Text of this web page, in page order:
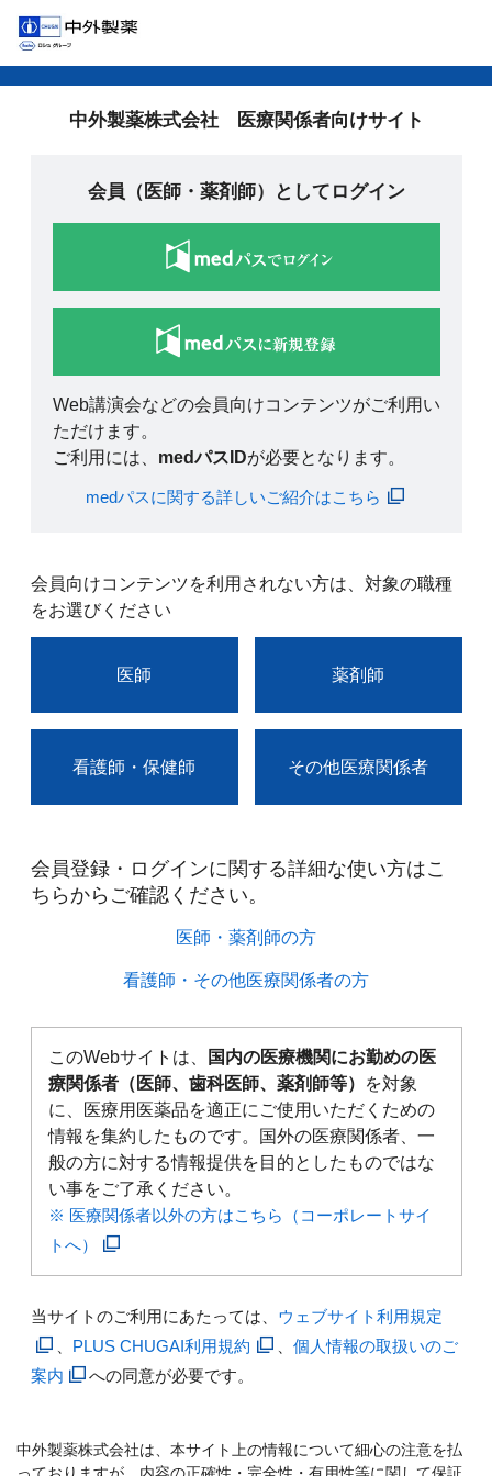
中外製薬株式会社 医療関係者向けサイト
会員（医師・薬剤師）としてログイン
Web講演会などの会員向けコンテンツがご利用い
ただけます。
ご利用には、 medパスIDが必要となります。
medパスに関する詳しいご紹介はこちら
会員向けコンテンツを利用されない方は、対象の職種
をお選びください
医師 薬剤師
看護師・保健師 その他医療関係者
会員登録・ログインに関する詳細な使い方はこ
ちらからご確認ください。​
医師・薬剤師の方​
看護師・その他医療関係者の方​
このWebサイトは、
国内の医療機関にお勤めの医
療関係者（医師、歯科医師、薬剤師等）
を対象
に、医療用医薬品を適正にご使用いただくための
情報を集約したものです。国外の医療関係者、一
般の方に対する情報提供を目的としたものではな
い事をご了承ください。
※ 医療関係者以外の方はこちら（コーポレートサイ
トへ）
当サイトのご利用にあたっては、 ウェブサイト利用規定
PLUS CHUGAI利用規約
個人情報の取扱いのご
案内
への同意が必要です。
中外製薬株式会社は、本サイト上の情報について細心の注意を払
っておりますが、内容の正確性・完全性・有用性等に関して保証